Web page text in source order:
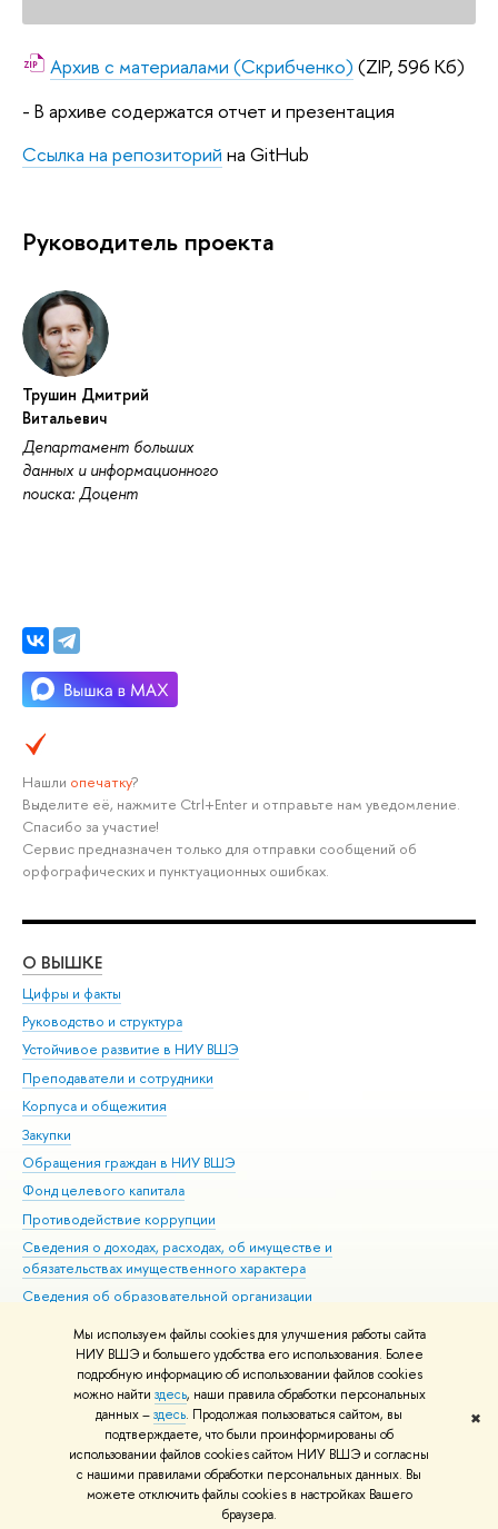
Мы используем файлы cookies для улучшения работы сайта
НИУ ВШЭ и большего удобства его использования. Более
подробную информацию об использовании файлов cookies
можно найти здесь, наши правила обработки персональных
данных –здесь. Продолжая пользоваться сайтом, вы
подтверждаете, что были проинформированы об
использовании файлов cookies сайтом НИУ ВШЭ и согласны
с нашими правилами обработки персональных данных. Вы
можете отключить файлы cookies в настройках Вашего
браузера.
✖
Архив с материалами (Скрибченко) (ZIP, 596 Кб)
- В архиве содержатся отчет и презентация
Ссылка на репозиторий на GitHub
Руководитель проекта
Трушин Дмитрий
Витальевич
Департамент больших
данных и информационного
поиска: Доцент
Нашли опечатку?
Выделите её, нажмите Ctrl+Enter и отправьте нам уведомление.
Спасибо за участие!
Сервис предназначен только для отправки сообщений об
орфографических и пунктуационных ошибках.
О ВЫШКЕ
Цифры и факты
Руководство и структура
Устойчивое развитие в НИУ ВШЭ
Преподаватели и сотрудники
Корпуса и общежития
Закупки
Обращения граждан в НИУ ВШЭ
Фонд целевого капитала
Противодействие коррупции
Сведения о доходах, расходах, об имуществе и
обязательствах имущественного характера
Сведения об образовательной организации
Людям с ограниченными возможностями здоровья
Единая платежная страница
Работа в Вышке
© НИУ ВШЭ 1993–2026 Адреса и контакты Условия использования
материалов Политика конфиденциальности Карта сайта
Шрифты HSE Sans и HSE Slab разработаны вШколе дизайна НИУ ВШЭ